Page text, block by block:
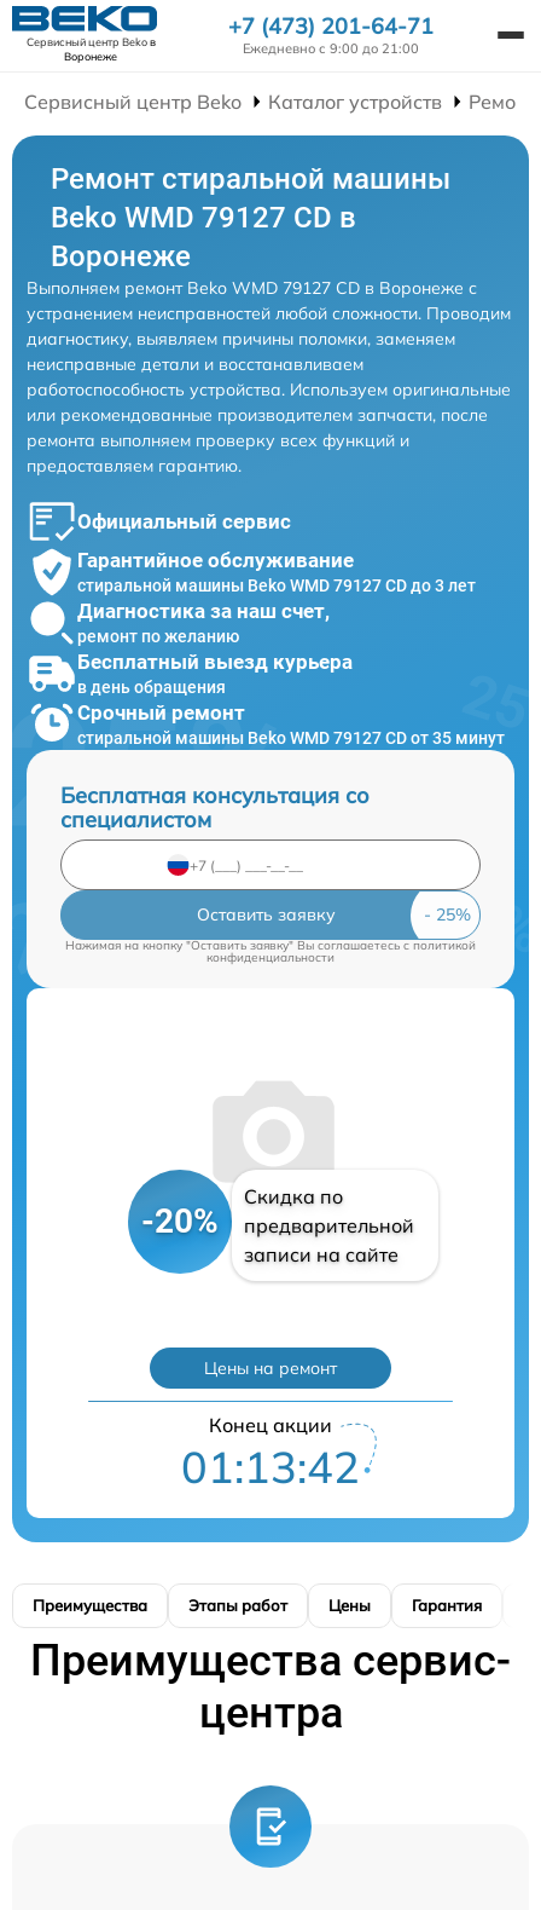
Сервисный центр Bekoв
Воронеже
+7 (473) 201-64-71
Ежедневно с 9:00 до 21:00
Сервисный центр Beko Каталог устройств
Ремонт стиральной машины
Beko WMD 79127 CD в
Воронеже
Выполняем ремонт Beko WMD 79127 CD в Воронеже с
устранением неисправностей любой сложности. Проводим
диагностику, выявляем причины поломки, заменяем
неисправные детали и восстанавливаем
работоспособность устройства. Используем оригинальные
или рекомендованные производителем запчасти, после
ремонта выполняем проверку всех функций и
предоставляем гарантию.
Официальный сервис
Гарантийное обслуживание
стиральной машины Beko WMD 79127 CD до 3 лет
Диагностика за наш счет,
ремонт по желанию
Бесплатный выезд курьера
в день обращения
Срочный ремонт
стиральной машины Beko WMD 79127 CD от 35 минут
Бесплатная консультация со
специалистом
Оставить заявку
Нажимая на кнопку "Оставить заявку" Вы соглашаетесь c политикой
конфиденциальности
-20%
Скидка по
предварительной
записи на сайте
Цены на ремонт
Конец акции
01:13:41
Преимущества Этапы работ Цены Гарантия
Преимущества сервис-
центра